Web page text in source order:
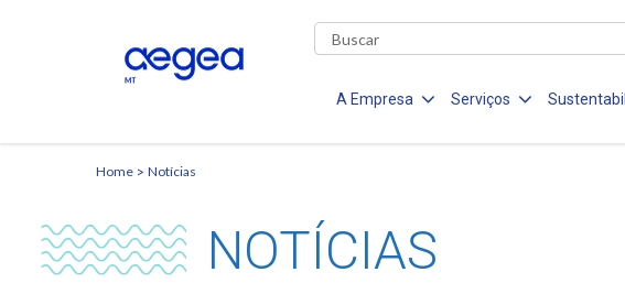
A Empresa Serviços
Home Notícias
NOTÍCIAS